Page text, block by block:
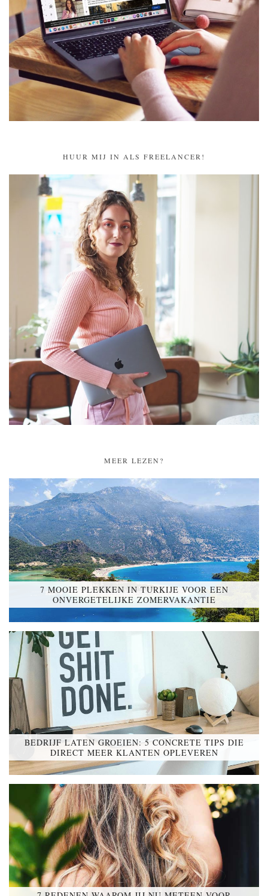
HUUR MIJ IN ALS FREELANCER!
MEER LEZEN?
7 MOOIE PLEKKEN IN TURKIJE VOOR EEN
ONVERGETELIJKE ZOMERVAKANTIE
BEDRIJF LATEN GROEIEN: 5 CONCRETE TIPS DIE
DIRECT MEER KLANTEN OPLEVEREN